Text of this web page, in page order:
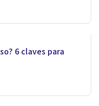
6 claves para